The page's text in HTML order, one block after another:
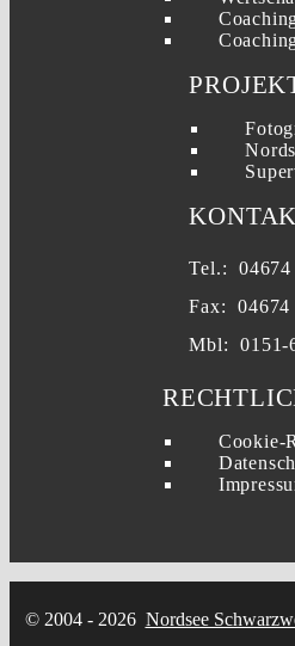
Tel.: 04674
Fax: 04674
Mbl: 0151-
Cookie-
© 2004 - 2026 Nordsee